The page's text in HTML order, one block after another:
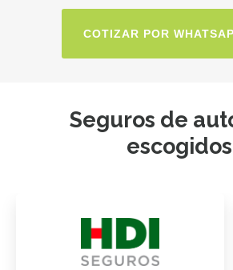
COTIZAR POR
Seguros de
escogidos